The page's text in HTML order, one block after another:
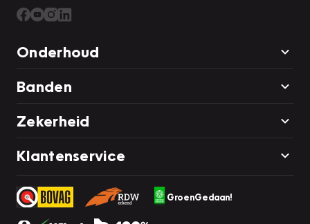
Onderhoud
Banden
Zekerheid
Klantenservice
GroenGedaan!